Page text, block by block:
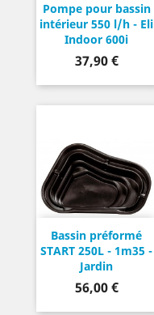
Pompe pour bassin
intérieur 550 l/h - Eli
Indoor 600i
Prix
37,90 €
Bassin préformé
START 250L - 1m35 -
Jardin
Prix
56,00 €